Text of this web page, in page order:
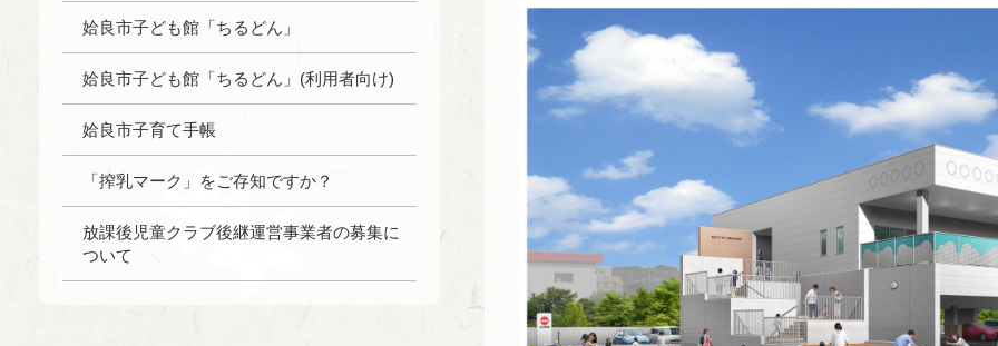
姶良市子ども館「ちるどん」
姶良市子ども館「ちるどん」(利用者向け)
姶良市子育て手帳
「搾乳マーク」をご存知ですか？
放課後児童クラブ後継運営事業者の募集に
ついて